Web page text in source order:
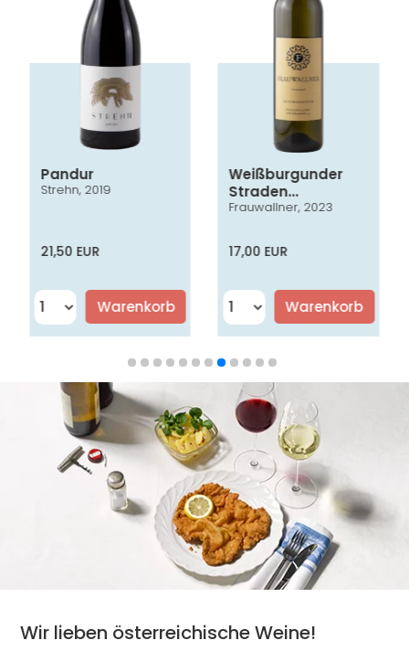
Pandur
Strehn, 2019
21,50 EUR
Warenkorb
Weißburgunder
Straden
Vulkanland
Frauwallner, 2023
17,00 EUR
Warenkorb
Wir lieben österreichische Weine!